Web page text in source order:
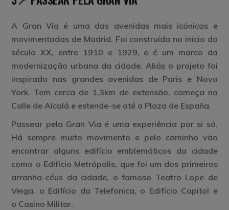
A Gran Vía é uma das avenidas mais icónicas e
movimentadas de Madrid. Foi construída no início do
século XX, entre 1910 e 1929, e é um marco da
modernização urbana da cidade. Aliás o projeto foi
inspirado nas grandes avenidas de Paris e Nova
York. Tem cerca de 1,3km de extensão, começa na
Calle de Alcalá e estende-se até a Plaza de España.
Passear pela Gran Via é uma experiência por si só.
Há sempre muito movimento e pelo caminho vão
encontrar alguns edifício emblemáticos da cidade
como o Edifício Metrópolis, que foi um dos primeiros
arranha-céus da cidade, o famoso Teatro Lope de
Veiga, o Edifício da Telefonica, o Edifício Capitol e
o Casino Militar.